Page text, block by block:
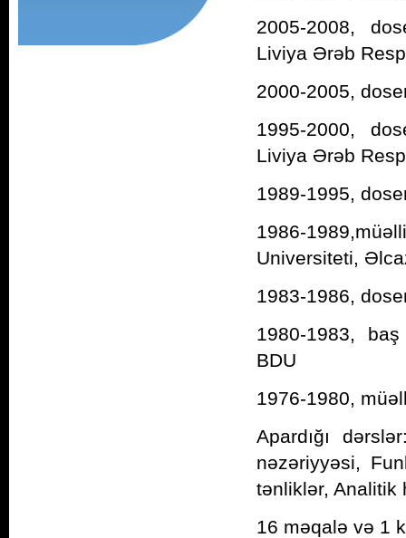
2005-2008,
Liviya Ərəb
2000-2005,
1995-2000,
Liviya Ərəb
1989-1995,
1986-
Universiteti,
1983-1986,
1980-1983,
BDU
1976-1980,
Apardığı
nəzəriyyəsi,
tənliklər, Analitik
16 məqalə və 1